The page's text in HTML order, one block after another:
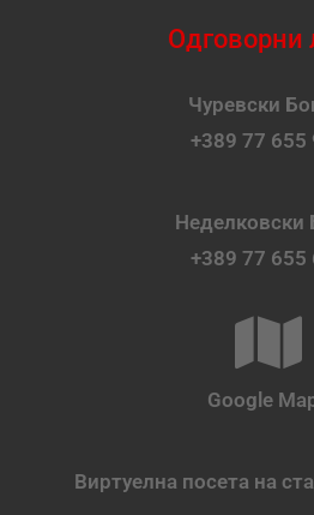
Одговорни
Чуревски
+389 77 655
Неделковски
+389 77 655
Google
Виртуелна посета на